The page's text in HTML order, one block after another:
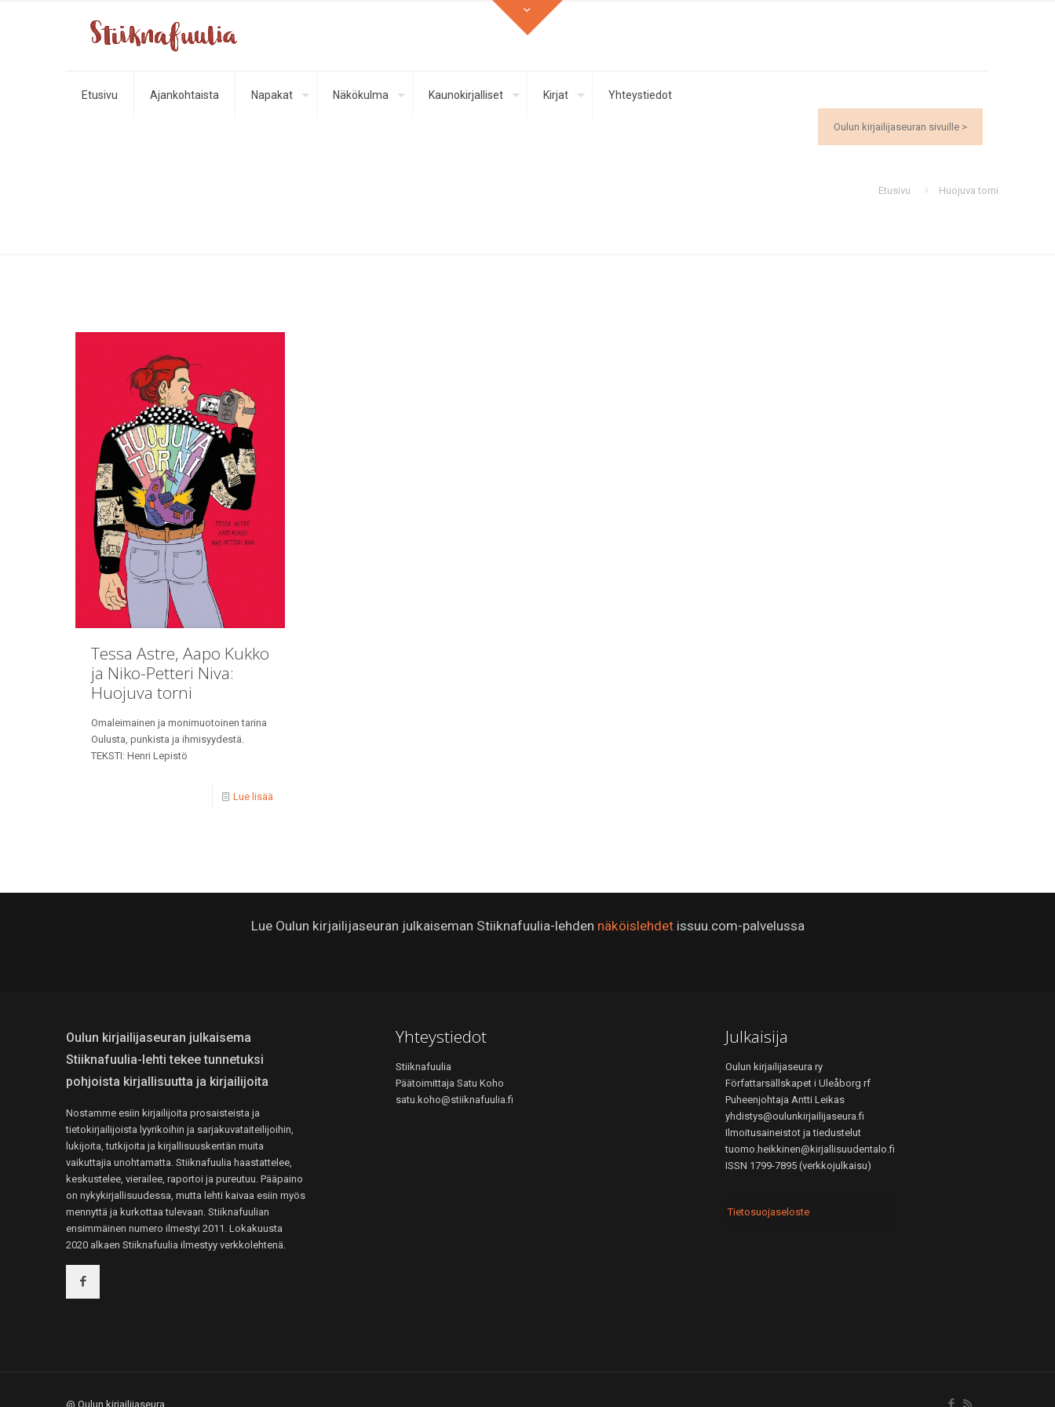
Etusivu Ajankohtaista Napakat Näkökulma Kaunokirjalliset Kirjat Yhteystiedot
Oulun kirjailijaseuran sivuille >
Etusivu Huojuva torni
Tessa Astre, Aapo Kukko
ja Niko-Petteri Niva:
Huojuva torni
Omaleimainen ja monimuotoinen tarina
Oulusta, punkista ja ihmisyydestä.
TEKSTI: Henri Lepistö
Lue lisää
Lue Oulun kirjailijaseuran julkaiseman Stiiknafuulia-lehden näköislehdetissuu.com-palvelussa
Oulun kirjailijaseuran julkaisema
Stiiknafuulia-lehti tekee tunnetuksi
pohjoista kirjallisuutta ja kirjailijoita
Nostamme esiin kirjailijoita prosaisteista ja
tietokirjailijoista lyyrikoihin ja sarjakuvataiteilijoihin,
lukijoita, tutkijoita ja kirjallisuuskentän muita
vaikuttajia unohtamatta. Stiiknafuulia haastattelee,
keskustelee, vierailee, raportoi ja pureutuu. Pääpaino
on nykykirjallisuudessa, mutta lehti kaivaa esiin myös
mennyttä ja kurkottaa tulevaan. Stiiknafuulian
ensimmäinen numero ilmestyi 2011. Lokakuusta
2020 alkaen Stiiknafuulia ilmestyy verkkolehtenä.
Yhteystiedot
Stiiknafuulia
Päätoimittaja Satu Koho
satu.koho@stiiknafuulia.fi
Julkaisija
Oulun kirjailijaseura ry
Författarsällskapet i Uleåborg rf
Puheenjohtaja Antti Leikas
yhdistys@oulunkirjailijaseura.fi
Ilmoitusaineistot ja tiedustelut
tuomo.heikkinen@kirjallisuudentalo.fi
ISSN 1799-7895 (verkkojulkaisu)
Tietosuojaseloste
@ Oulun kirjailijaseura